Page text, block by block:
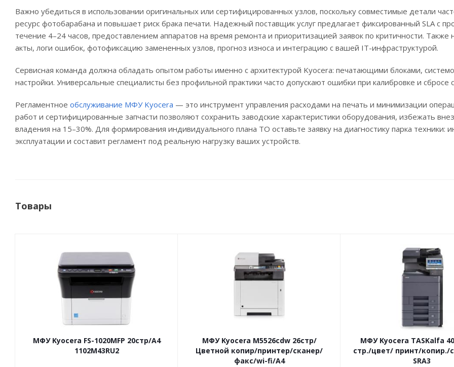
Важно убедиться в использовании оригинальных или сертифицированных узлов, поскольку совместимые детали
ресурс фотобарабана и повышает риск брака печати. Надежный поставщик услуг предлагает фиксированный SLA с
течение 4–24 часов, предоставлением аппаратов на время ремонта и приоритизацией заявок по критичности.
акты, логи ошибок, фотофиксацию замененных узлов, прогноз износа и интеграцию с вашей IT-инфраструктурой.
Сервисная команда должна обладать опытом работы именно с архитектурой Kyocera: печатающими блоками,
настройки. Универсальные специалисты без профильной практики часто допускают ошибки при калибровке и сбросе
Регламентное обслуживание МФУ Kyocera — это инструмент управления расходами на печать и минимизации
работ и сертифицированные запчасти позволяют сохранить заводские характеристики оборудования, избежать
владения на 15–30%. Для формирования индивидуального плана ТО оставьте заявку на диагностику парка техники:
эксплуатации и составит регламент под реальную нагрузку ваших устройств.
Товары
МФУ Kyocera FS-1020MFP 20стр/А4
1102M43RU2
МФУ Kyocera M5526cdw 26стр/
Цветной копир/принтер/сканер/
факс/wi-fi/А4
МФУ Kyocera TASKalfa
стр./цвет/ принт/копир./
SRA3